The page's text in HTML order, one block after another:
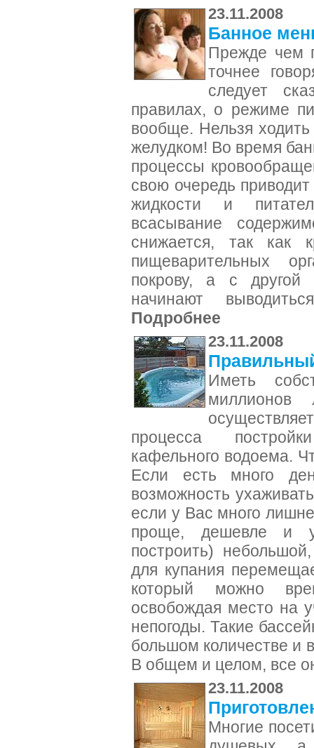
23.11.2008
Банное
Прежде чем
точнее
следует
правилах, о режиме
вообще. Нельзя
желудком! Во время
процессы
свою очередь
жидкости и
всасывание
снижается, так как
пищеварительных
покрову, а с
начинают
Подробнее
23.11.2008
Иметь
миллионов
процесса
кафельного водоема.
Если есть много
возможность
если у Вас много
проще, дешевле и
построить)
для купания
который можно
освобождая место на
непогоды. Такие
большом количестве и
В общем и целом, все
23.11.2008
Многие